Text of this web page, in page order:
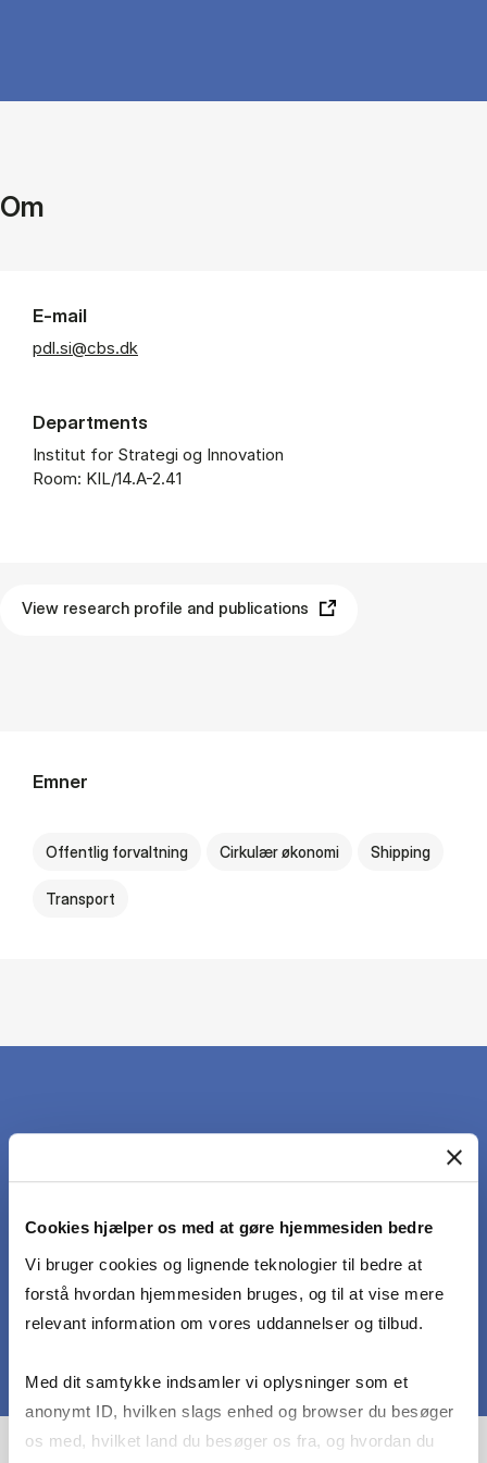
Cookies hjælper os med at gøre hjemmesiden bedre
Vi bruger cookies og lignende teknologier til bedre at
forstå hvordan hjemmesiden bruges, og til at vise mere
relevant information om vores uddannelser og tilbud.
Med dit samtykke indsamler vi oplysninger som et
anonymt ID, hvilken slags enhed og browser du besøger
os med, hvilket land du besøger os fra, og hvordan du
Om
E-mail
pdl.si@cbs.dk
Departments
Institut for Strategi og Innovation
Room: KIL/14.A-2.41
View research profile and publications
Emner
Offentlig forvaltning Cirkulær økonomi Shipping
Transport
PRIMARY RESEARCH AREAS